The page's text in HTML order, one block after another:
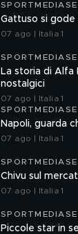
Gattuso si gode
07 ago | Italia 1
La storia di Alfa
nostalgici
07 ago | Italia 1
Napoli, guarda
07 ago | Italia 1
Chivu sul
07 ago | Italia 1
Piccole star in